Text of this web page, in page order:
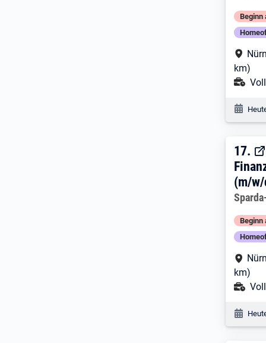
Beginn
km)
17.
17.
(m/
Beginn
km)